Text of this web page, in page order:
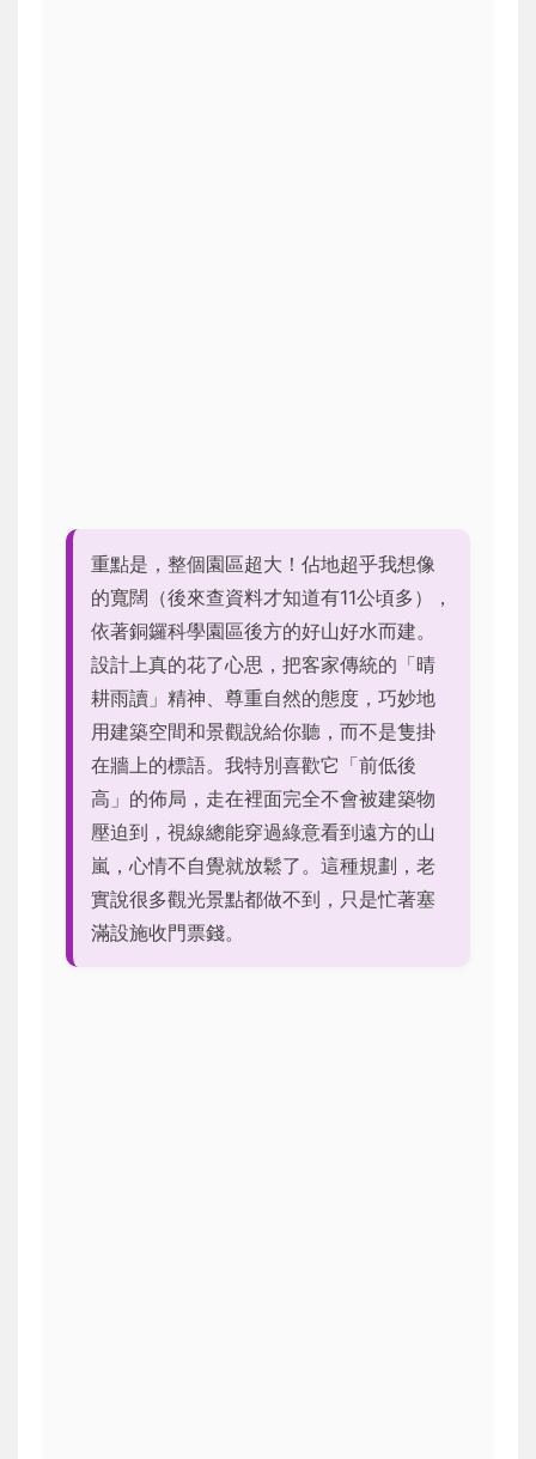
重點是，整個園區超大！佔地超乎我想像
的寬闊（後來查資料才知道有11公頃多），
依著銅鑼科學園區後方的好山好水而建。
設計上真的花了心思，把客家傳統的「晴
耕雨讀」精神、尊重自然的態度，巧妙地
用建築空間和景觀說給你聽，而不是隻掛
在牆上的標語。我特別喜歡它「前低後
高」的佈局，走在裡面完全不會被建築物
壓迫到，視線總能穿過綠意看到遠方的山
嵐，心情不自覺就放鬆了。這種規劃，老
實說很多觀光景點都做不到，只是忙著塞
滿設施收門票錢。